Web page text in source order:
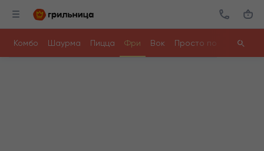
Комбо Шаурма Пицца Фри Вок Просто поесть